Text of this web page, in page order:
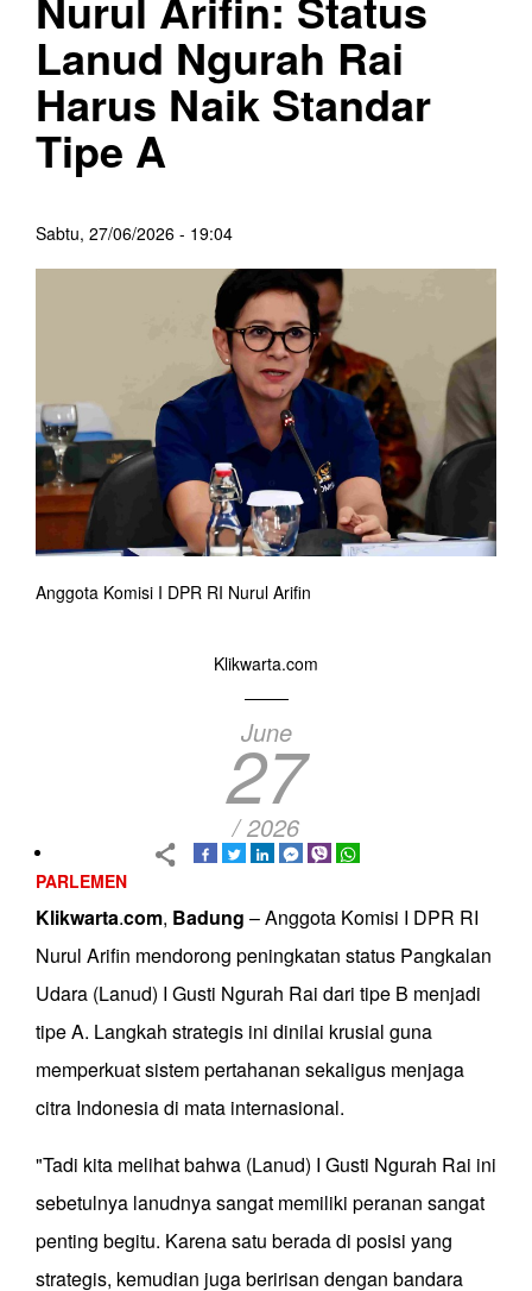
Lanud Ngurah Rai
Harus Naik Standar
Tipe A
Sabtu, 27/06/2026 - 19:04
Anggota Komisi I DPR RI Nurul Arifin
Klikwarta.com
June
27
/ 2026
PARLEMEN
Klikwarta.com, Badung – Anggota Komisi I DPR RI
Nurul Arifin mendorong peningkatan status Pangkalan
Udara (Lanud) I Gusti Ngurah Rai dari tipe B menjadi
tipe A. Langkah strategis ini dinilai krusial guna
memperkuat sistem pertahanan sekaligus menjaga
citra Indonesia di mata internasional.
"Tadi kita melihat bahwa (Lanud) I Gusti Ngurah Rai ini
sebetulnya lanudnya sangat memiliki peranan sangat
penting begitu. Karena satu berada di posisi yang
strategis, kemudian juga beririsan dengan bandara